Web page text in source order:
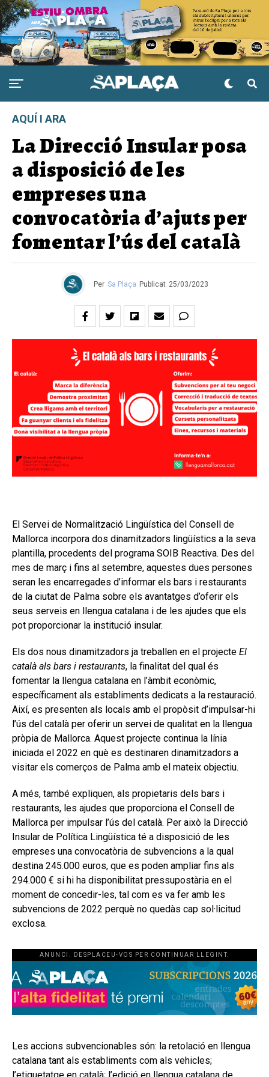
AQUÍ I ARA
La Direcció Insular posa
a disposició de les
empreses una
convocatòria d’ajuts per
fomentar l’ús del català
Per Sa Plaça Publicat 25/03/2023
El Servei de Normalització Lingüística del Consell de
Mallorca incorpora dos dinamitzadors lingüístics a la seva
plantilla, procedents del programa SOIB Reactiva. Des del
mes de març i fins al setembre, aquestes dues persones
seran les encarregades d’informar els bars i restaurants
de la ciutat de Palma sobre els avantatges d’oferir els
seus serveis en llengua catalana i de les ajudes que els
pot proporcionar la institució insular.
Els dos nous dinamitzadors ja treballen en el projecte El
català als bars i restaurants, la finalitat del qual és
fomentar la llengua catalana en l’àmbit econòmic,
específicament als establiments dedicats a la restauració.
Així, es presenten als locals amb el propòsit d’impulsar-hi
l’ús del català per oferir un servei de qualitat en la llengua
pròpia de Mallorca. Aquest projecte continua la línia
iniciada el 2022 en què es destinaren dinamitzadors a
visitar els comerços de Palma amb el mateix objectiu.
A més, també expliquen, als propietaris dels bars i
restaurants, les ajudes que proporciona el Consell de
Mallorca per impulsar l’ús del català. Per això la Direcció
Insular de Política Lingüística té a disposició de les
empreses una convocatòria de subvencions a la qual
destina 245.000 euros, que es poden ampliar fins als
294.000 € si hi ha disponibilitat pressupostària en el
moment de concedir-les, tal com es va fer amb les
subvencions de 2022 perquè no quedàs cap sol·licitud
exclosa.
ANUNCI. DESPLACEU-VOS PER CONTINUAR LLEGINT.
Les accions subvencionables són: la retolació en llengua
catalana tant als establiments com als vehicles;
l’etiquetatge en català; l’edició en llengua catalana de